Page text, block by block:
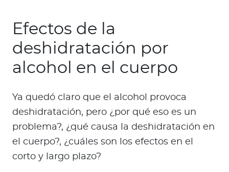
Efectos de la
deshidratación por
alcohol en el cuerpo
Ya quedó claro que el alcohol provoca
deshidratación, pero ¿por qué eso es un
problema?, ¿qué causa la deshidratación en
el cuerpo?, ¿cuáles son los efectos en el
corto y largo plazo?